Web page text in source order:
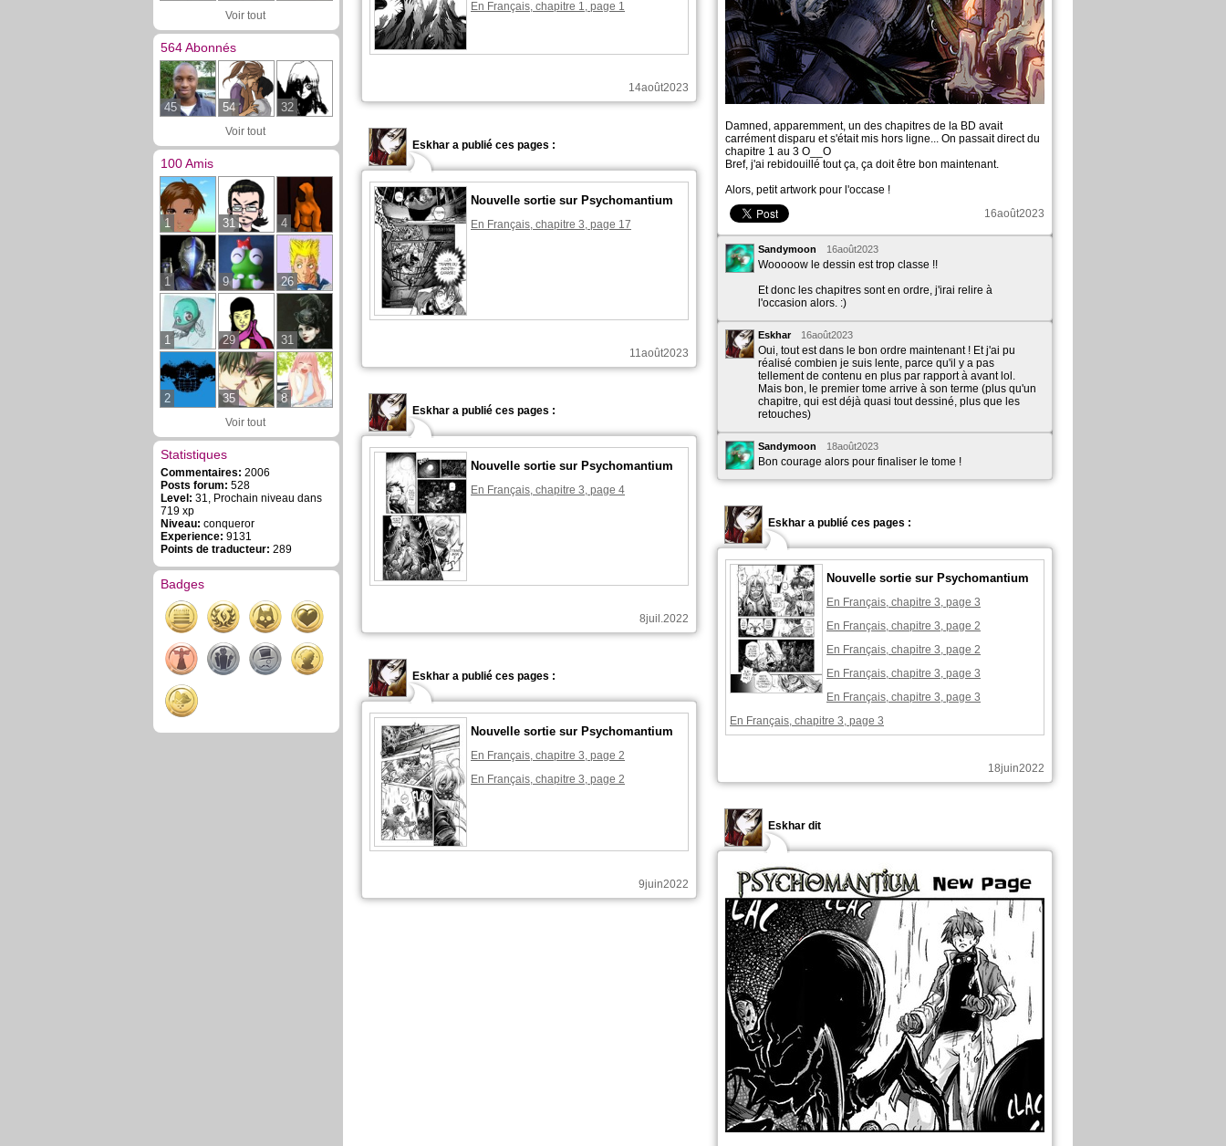
Voir tout
564 Abonnés
45 54 32
Voir tout
100 Amis
1 31 4
1 9 26
1 29 31
2 35 8
Voir tout
Statistiques
Commentaires: 2006
Posts forum: 528
Level: 31, Prochain niveau dans
719 xp
Niveau: conqueror
Experience: 9131
Points de traducteur: 289
Badges
Damned, apparemment, un des chapitres de la BD avait
carrément disparu et s'était mis hors ligne... On passait direct du
chapitre 1 au 3 O__O
Bref, j'ai rebidouillé tout ça, ça doit être bon maintenant.
Alors, petit artwork pour l'occase !
16août2023
Sandymoon 16août2023
Wooooow le dessin est trop classe !!
Et donc les chapitres sont en ordre, j'irai relire à
l'occasion alors. :)
Eskhar 16août2023
Oui, tout est dans le bon ordre maintenant ! Et j'ai pu
réalisé combien je suis lente, parce qu'il y a pas
tellement de contenu en plus par rapport à avant lol.
Mais bon, le premier tome arrive à son terme (plus qu'un
chapitre, qui est déjà quasi tout dessiné, plus que les
retouches)
Sandymoon 18août2023
Bon courage alors pour finaliser le tome !
En Français, chapitre 1, page 1
14août2023
Eskhar a publié ces pages :
Nouvelle sortie sur Psychomantium
En Français, chapitre 3, page 17
11août2023
Eskhar a publié ces pages :
Nouvelle sortie sur Psychomantium
En Français, chapitre 3, page 4
8juil.2022
Eskhar a publié ces pages :
Nouvelle sortie sur Psychomantium
En Français, chapitre 3, page 3
En Français, chapitre 3, page 2
En Français, chapitre 3, page 2
En Français, chapitre 3, page 3
En Français, chapitre 3, page 3
En Français, chapitre 3, page 3
18juin2022
Eskhar a publié ces pages :
Nouvelle sortie sur Psychomantium
En Français, chapitre 3, page 2
En Français, chapitre 3, page 2
9juin2022
Eskhar dit